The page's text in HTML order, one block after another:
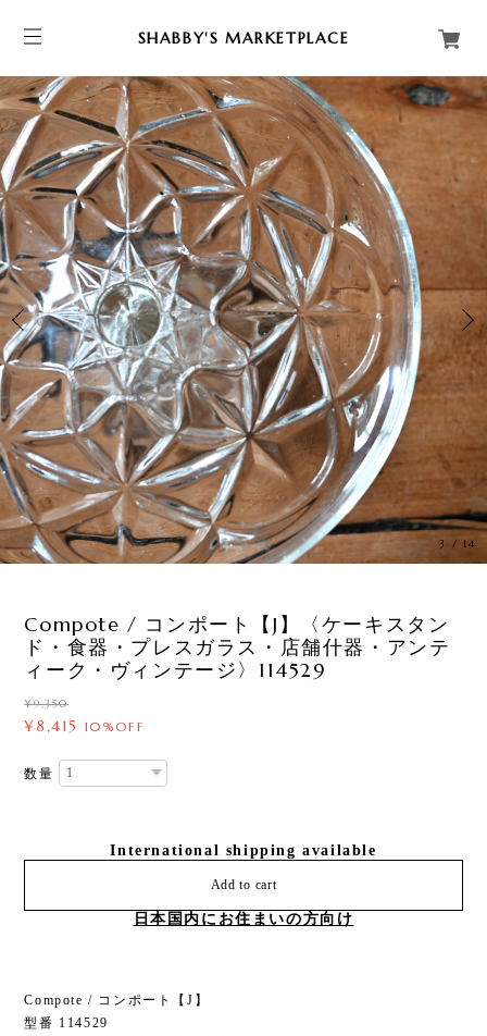
SHABBY'S MARKETPLACE
3 / 14
Compote / コンポート【J】〈ケーキスタン
ド・食器・プレスガラス・店舗什器・アンテ
ィーク・ヴィンテージ〉114529
¥9,350
¥8,415 10%OFF
数量
International shipping available
Add to cart
日本国内にお住まいの方向け
Compote / コンポート【J】
型番 114529